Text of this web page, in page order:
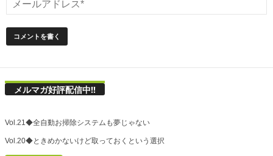
メルマガ好評配信中!!
Vol.21◆全自動お掃除システムも夢じゃない
Vol.20◆ときめかないけど取っておくという選択